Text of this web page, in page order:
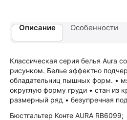
Описание Особенности
Классическая серия белья Aura
рисунком. Белье эффектно
обладательниц пышных форм. •
округлую форму груди • стан из
размерный ряд • безупречная
Бюстгальтер Конте AURA RB6099;